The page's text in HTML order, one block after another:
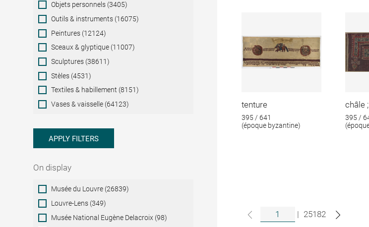
Objets personnels (3405)
Outils & instruments (16075)
Peintures (12124)
Sceaux & glyptique (11007)
Sculptures (38611)
Stèles (4531)
Textiles & habillement (8151)
Vases & vaisselle (64123)
APPLY FILTERS
On display
On
display
Musée du Louvre (26839)
Louvre-Lens (349)
Musée National Eugène Delacroix (98)
tenture
395 / 641
(époque byzantine)
châle
395 /
| 25182